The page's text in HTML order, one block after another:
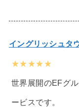
イングリッシュタ
★★★★★
世界展開のEFグ
ービスです。